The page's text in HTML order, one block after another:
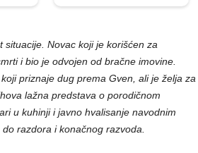
Novac koji je korišćen za
i bio je odvojen od bračne imovine.
priznaje dug prema Gven, ali je želja za
lažna predstava o porodičnom
u kuhinji i javno hvalisanje navodnim
razdora i konačnog razvoda.